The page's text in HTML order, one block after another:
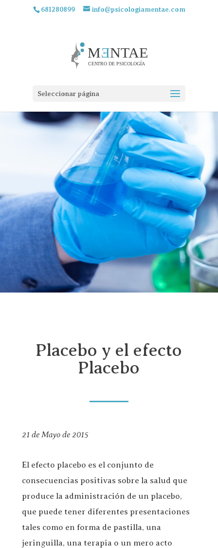
681280899 info@psicologiamentae.com
Seleccionar página
Placebo y el efecto
Placebo
21 de Mayo de 2015
El efecto placebo es el conjunto de
consecuencias positivas sobre la salud que
produce la administración de un placebo,
que puede tener diferentes presentaciones
tales como en forma de pastilla, una
jeringuilla, una terapia o un mero acto